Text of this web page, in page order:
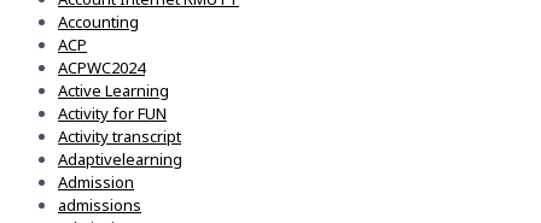
Accounting
ACP
ACPWC2024
Active Learning
Activity for FUN
Activity transcript
Adaptivelearning
Admission
admissions